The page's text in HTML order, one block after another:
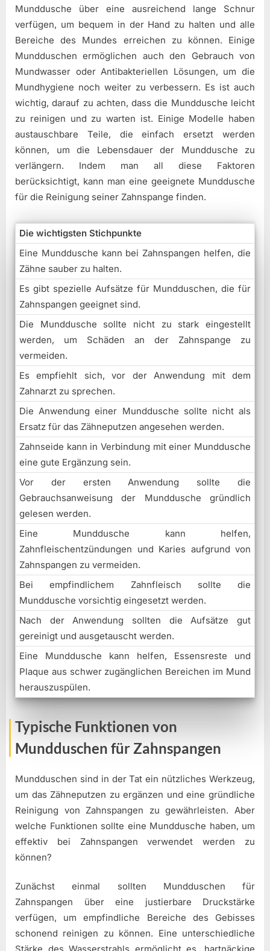
Munddusche über eine ausreichend lange Schnur
verfügen, um bequem in der Hand zu halten und alle
Bereiche des Mundes erreichen zu können. Einige
Mundduschen ermöglichen auch den Gebrauch von
Mundwasser oder Antibakteriellen Lösungen, um die
Mundhygiene noch weiter zu verbessern. Es ist auch
wichtig, darauf zu achten, dass die Munddusche leicht
zu reinigen und zu warten ist. Einige Modelle haben
austauschbare Teile, die einfach ersetzt werden
können, um die Lebensdauer der Munddusche zu
verlängern. Indem man all diese Faktoren
berücksichtigt, kann man eine geeignete Munddusche
für die Reinigung seiner Zahnspange finden.
Die wichtigsten Stichpunkte
Eine Munddusche kann bei Zahnspangen helfen, die
Zähne sauber zu halten.
Es gibt spezielle Aufsätze für Mundduschen, die für
Zahnspangen geeignet sind.
Die Munddusche sollte nicht zu stark eingestellt
werden, um Schäden an der Zahnspange zu
vermeiden.
Es empfiehlt sich, vor der Anwendung mit dem
Zahnarzt zu sprechen.
Die Anwendung einer Munddusche sollte nicht als
Ersatz für das Zähneputzen angesehen werden.
Zahnseide kann in Verbindung mit einer Munddusche
eine gute Ergänzung sein.
Vor der ersten Anwendung sollte die
Gebrauchsanweisung der Munddusche gründlich
gelesen werden.
Eine Munddusche kann helfen,
Zahnfleischentzündungen und Karies aufgrund von
Zahnspangen zu vermeiden.
Bei empfindlichem Zahnfleisch sollte die
Munddusche vorsichtig eingesetzt werden.
Nach der Anwendung sollten die Aufsätze gut
gereinigt und ausgetauscht werden.
Eine Munddusche kann helfen, Essensreste und
Plaque aus schwer zugänglichen Bereichen im Mund
herauszuspülen.
Typische Funktionen von
Mundduschen für Zahnspangen
Mundduschen sind in der Tat ein nützliches Werkzeug,
um das Zähneputzen zu ergänzen und eine gründliche
Reinigung von Zahnspangen zu gewährleisten. Aber
welche Funktionen sollte eine Munddusche haben, um
effektiv bei Zahnspangen verwendet werden zu
können?
Zunächst einmal sollten Mundduschen für
Zahnspangen über eine justierbare Druckstärke
verfügen, um empfindliche Bereiche des Gebisses
schonend reinigen zu können. Eine unterschiedliche